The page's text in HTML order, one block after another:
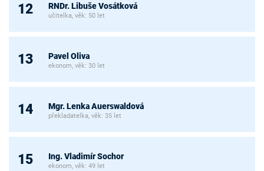
12 RNDr. Libuše Vosátková
učitelka, věk: 50 let
13 Pavel Oliva
ekonom, věk: 30 let
14 Mgr. Lenka Auerswaldová
překladatelka, věk: 35 let
15 Ing. Vladimír Sochor
ekonom, věk: 49 let